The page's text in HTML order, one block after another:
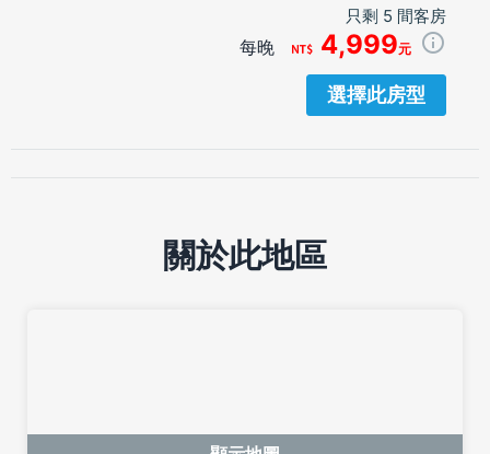
只剩 5 間客房
每晚 4,999元
選擇此房型
關於此地區